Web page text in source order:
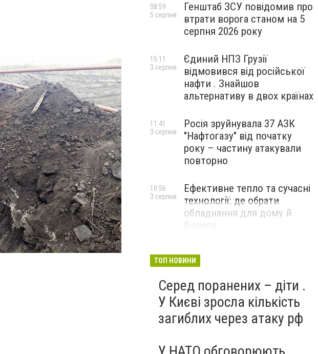
Генштаб ЗСУ повідомив про
втрати ворога станом на 5
серпня 2026 року
08:59
5 серпня
Єдиний НПЗ Грузії
відмовився від російської
нафти . Знайшов
альтернативу в двох країнах
15:11
3 серпня
Росія зруйнувала 37 АЗК
"Нафтогазу" від початку
року – частину атакували
повторно
11:41
3 серпня
Ефективне тепло та сучасні
технології: де обрати
обладнання для дому й
бізнесу
10:56
3 серпня
ТОП НОВИНИ
Серед поранених – діти .
У Києві зросла кількість
загиблих через атаку рф